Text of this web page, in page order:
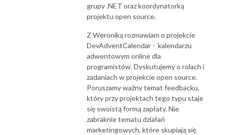
grupy .NET oraz koordynatorką
projektu open source.
Z Weroniką rozmawiam o projekcie
DevAdventCalendar - kalendarzu
adwentowym online dla
programistów. Dyskutujemy o rolach i
zadaniach w projekcie open source.
Poruszamy ważny temat feedbacku,
który przy projektach tego typu staje
się swoistą formą zapłaty. Nie
zabraknie tematu działań
marketingowych, które skupiają się